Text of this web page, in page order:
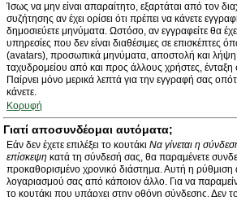
Ίσως να μην είναι απαραίτητο, εξαρτάται από τον
συζήτησης αν έχει ορίσει ότι πρέπει να κάνετε
δημοσιεύετε μηνύματα. Ωστόσο, αν εγγραφείτε θα
υπηρεσίες που δεν είναι διαθέσιμες σε επισκέπτες
(avatars), προσωπικά μηνύματα, αποστολή και λήψη
ταχυδρομείου από και προς άλλους χρήστες,
Παίρνει μόνο μερικά λεπτά για την εγγραφή σας
κάνετε.
Κορυφή
Γιατί αποσυνδέομαι αυτόματα;
Εάν δεν έχετε επιλέξει το κουτάκι Να γίνεται η
επίσκεψη κατά τη σύνδεσή σας, θα παραμένετε
προκαθορισμένο χρονικό διάστημα. Αυτή η ρύθμιση
λογαριασμού σας από κάποιον άλλο. Για να
το κουτάκι που υπάρχει στην οθόνη σύνδεσης. Δεν